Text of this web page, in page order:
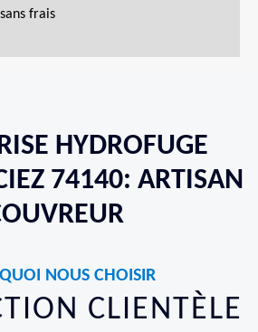
frais
HYDROFUGE
74140: ARTISAN
NOUS CHOISIR
CLIENTÈLE